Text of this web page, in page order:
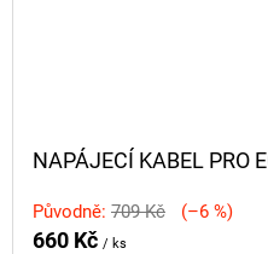
NAPÁJECÍ KABEL PRO
Původně: 709 Kč (–6 %)
660 Kč / ks